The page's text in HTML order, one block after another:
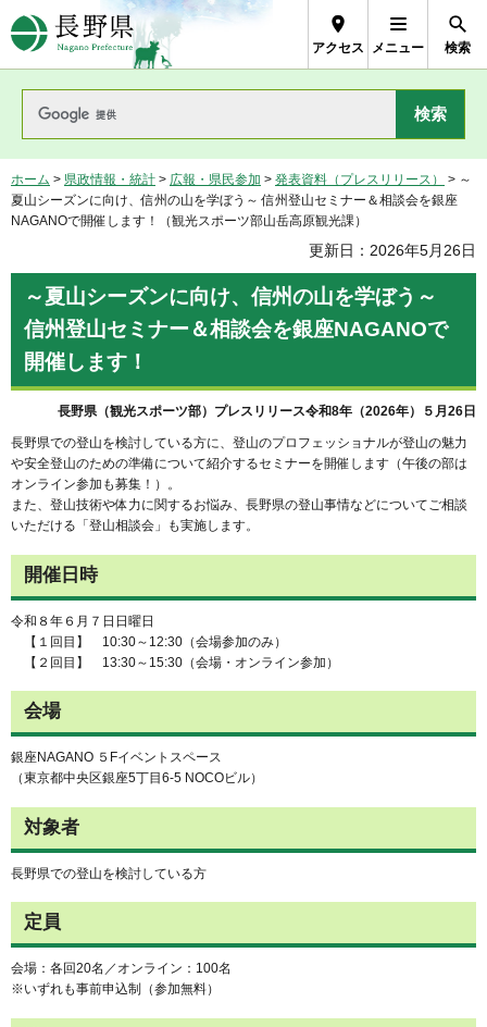
長野県Nagano Prefecture
アクセス メニュー 検索
ホーム > 県政情報・統計 > 広報・県民参加 > 発表資料（プレスリリース）
> ～
夏山シーズンに向け、信州の山を学ぼう～ 信州登山セミナー＆相談会を銀座
NAGANOで開催します！（観光スポーツ部山岳高原観光課）
更新日：2026年5月26日
～夏山シーズンに向け、信州の山を学ぼう～
信州登山セミナー＆相談会を銀座NAGANOで
開催します！
長野県（観光スポーツ部）プレスリリース令和8年（2026年）５月26日
長野県での登山を検討している方に、登山のプロフェッショナルが登山の魅力
や安全登山のための準備について紹介するセミナーを開催します（午後の部は
オンライン参加も募集！）。
また、登山技術や体力に関するお悩み、長野県の登山事情などについてご相談
いただける「登山相談会」も実施します。
開催日時
令和８年６月７日日曜日
【１回目】 10:30～12:30（会場参加のみ）
【２回目】 13:30～15:30（会場・オンライン参加）
会場
銀座NAGANO ５Fイベントスペース
（東京都中央区銀座5丁目6-5 NOCOビル）
対象者
長野県での登山を検討している方
定員
会場：各回20名／オンライン：100名
※いずれも事前申込制（参加無料）